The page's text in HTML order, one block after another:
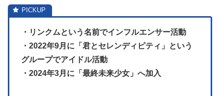
・リンクムという名前でインフルエンサー活動
・2022年9月に「君とセレンディピティ」という
グループでアイドル活動
・2024年3月に「最終未来少女」へ加入